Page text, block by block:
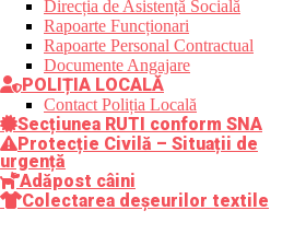
Direcția de Asistență Socială
Rapoarte Funcționari
Rapoarte Personal Contractual
Documente Angajare
POLIȚIA LOCALĂ
Contact Poliția Locală
Secțiunea RUTI conform SNA
Protecție Civilă – Situații de
urgență
Adăpost câini
Colectarea deșeurilor textile